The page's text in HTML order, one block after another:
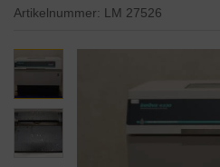
Artikelnummer: LM 27526